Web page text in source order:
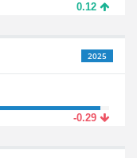
0.12
2025
-0.29